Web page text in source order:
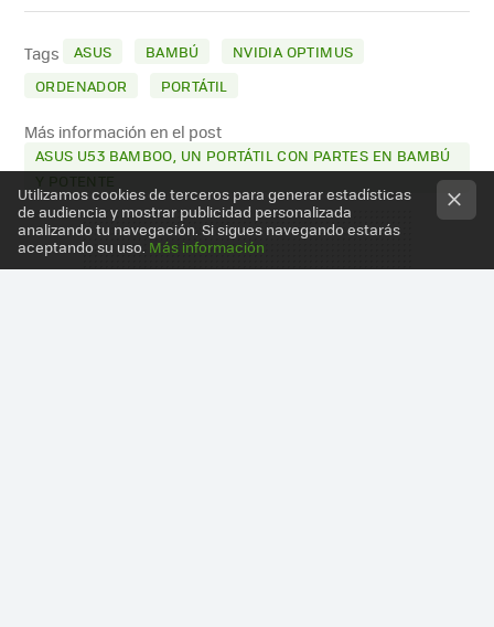
FACEBOOK
X
E-
MAIL
Tags ASUS BAMBÚ
NVIDIA OPTIMUS
ORDENADOR
PORTÁTIL
Más información en el post
ASUS U53 BAMBOO, UN PORTÁTIL CON PARTES EN BAMBÚ
Utilizamos cookies de terceros para generar estadísticas
de audiencia y mostrar publicidad personalizada
analizando tu navegación. Si sigues navegando estarás
aceptando su uso. Más información